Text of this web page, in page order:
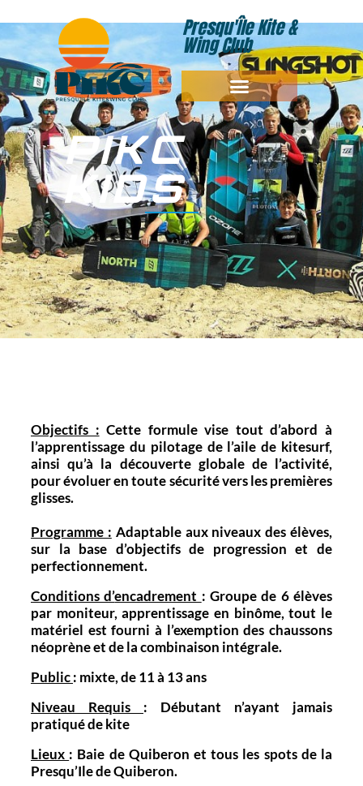
Presqu'Île Kite &
Wing Club
PIKC
KIDS
Objectifs : Cette formule vise tout d’abord à
l’apprentissage du pilotage de l’aile de kitesurf,
ainsi qu’à la découverte globale de l’activité,
pour évoluer en toute sécurité vers les premières
glisses.
Programme : Adaptable aux niveaux des élèves,
sur la base d’objectifs de progression et de
perfectionnement.
Conditions d’encadrement : Groupe de 6 élèves
par moniteur, apprentissage en binôme, tout le
matériel est fourni à l’exemption des chaussons
néoprène et de la combinaison intégrale.
Public: mixte, de 11 à 13 ans
Niveau Requis : Débutant n’ayant jamais
pratiqué de kite
Lieux : Baie de Quiberon et tous les spots de la
Presqu’Ile de Quiberon.